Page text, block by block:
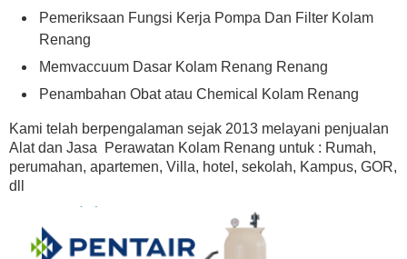
Pemeriksaan Fungsi Kerja Pompa Dan Filter Kolam
Renang
Memvaccuum Dasar Kolam Renang Renang
Penambahan Obat atau Chemical Kolam Renang
Kami telah berpengalaman sejak 2013 melayani penjualan
Alat dan Jasa Perawatan Kolam Renang untuk : Rumah,
perumahan, apartemen, Villa, hotel, sekolah, Kampus, GOR,
dll